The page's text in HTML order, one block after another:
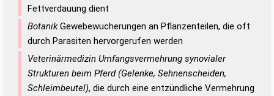
Fettverdauung dient
BotanikGewebewucherungen an Pflanzenteilen, die oft
durch Parasiten hervorgerufen werden
Veterinärmedizin Umfangsvermehrung synovialer
Strukturen beim Pferd (Gelenke, Sehnenscheiden,
Schleimbeutel), die durch eine entzündliche Vermehrung